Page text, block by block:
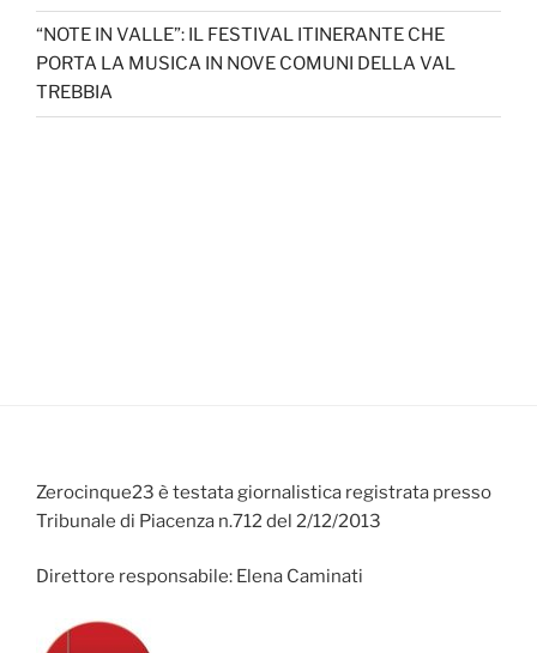
“NOTE IN VALLE”: IL FESTIVAL ITINERANTE CHE
PORTA LA MUSICA IN NOVE COMUNI DELLA VAL
TREBBIA
Zerocinque23 è testata giornalistica registrata presso
Tribunale di Piacenza n.712 del 2/12/2013
Direttore responsabile: Elena Caminati